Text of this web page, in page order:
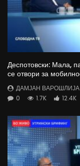
Деспотовски: Мала,
се отвори за
ДАМЈАН ВАРОШЛИЈА
0
1.7K 12.4K